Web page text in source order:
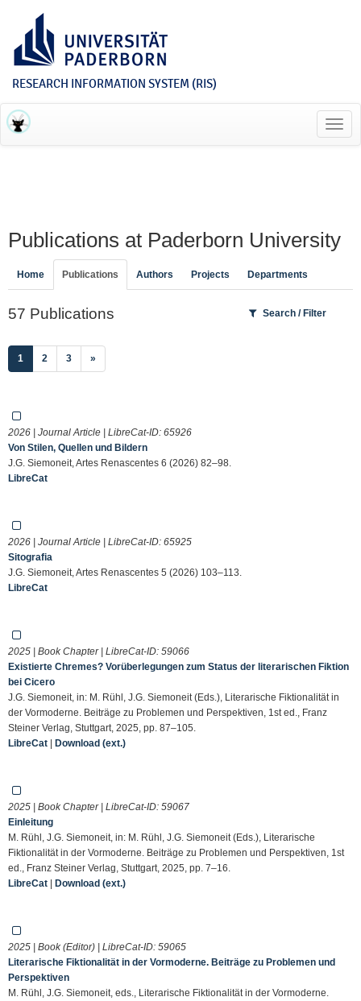
RESEARCH INFORMATION SYSTEM (RIS)
Publications at Paderborn University
Home Publications Authors Projects Departments
57 Publications Search / Filter
1 (current)
2 3 »
2026 | Journal Article | LibreCat-ID: 65926
Von Stilen, Quellen und Bildern
J.G. Siemoneit, Artes Renascentes 6 (2026) 82–98.
LibreCat
2026 | Journal Article | LibreCat-ID: 65925
Sitografia
J.G. Siemoneit, Artes Renascentes 5 (2026) 103–113.
LibreCat
2025 | Book Chapter | LibreCat-ID: 59066
Existierte Chremes? Vorüberlegungen zum Status der literarischen Fiktion
bei Cicero
J.G. Siemoneit, in: M. Rühl, J.G. Siemoneit (Eds.), Literarische Fiktionalität in
der Vormoderne. Beiträge zu Problemen und Perspektiven, 1st ed., Franz
Steiner Verlag, Stuttgart, 2025, pp. 87–105.
LibreCat | Download (ext.)
2025 | Book Chapter | LibreCat-ID: 59067
Einleitung
M. Rühl, J.G. Siemoneit, in: M. Rühl, J.G. Siemoneit (Eds.), Literarische
Fiktionalität in der Vormoderne. Beiträge zu Problemen und Perspektiven, 1st
ed., Franz Steiner Verlag, Stuttgart, 2025, pp. 7–16.
LibreCat | Download (ext.)
2025 | Book (Editor) | LibreCat-ID: 59065
Literarische Fiktionalität in der Vormoderne. Beiträge zu Problemen und
Perspektiven
M. Rühl, J.G. Siemoneit, eds., Literarische Fiktionalität in der Vormoderne.